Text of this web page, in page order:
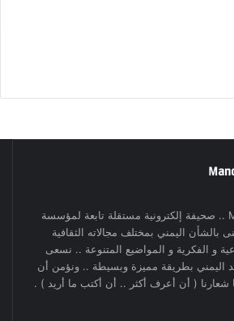
مانشيت Manchette .. صحيفة إلكترونية مستقلة تابعة لمؤسسة
بالشأن اليمني بمختلف مجالاته الثقافية
و الفكرية و المواضيع المتنوعة .. نسعى
اليمني بطريقة مميزة وبسيطة .. ونؤمن أن
شعارنا ( أن أعرف أكثر .. أن أكتب ما أريد ) .